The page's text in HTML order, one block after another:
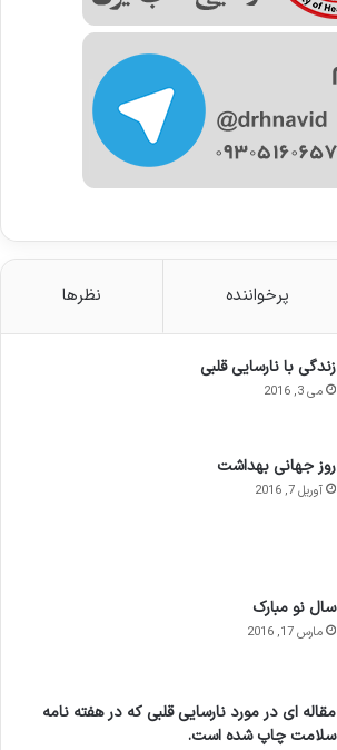
پرخواننده نظرها
زندگی با نارسایی قلبی
می 3, 2016
روز جهانی بهداشت
آوریل 7, 2016
سال نو مبارک
مارس 17, 2016
مقاله ای در مورد نارسایی قلبی که در هفته نامه
سلامت چاپ شده است.